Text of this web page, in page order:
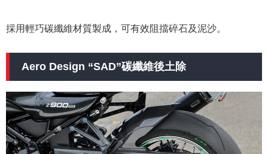
採用輕巧碳纖維材質製成，可有效阻擋碎石及泥沙。
Aero Design “SAD”碳纖維後土除